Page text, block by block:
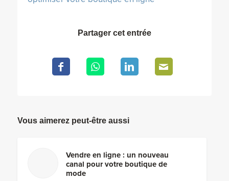
Partager cet entrée
Vous aimerez peut-être aussi
Vendre en ligne : un nouveau
canal pour votre boutique de
mode